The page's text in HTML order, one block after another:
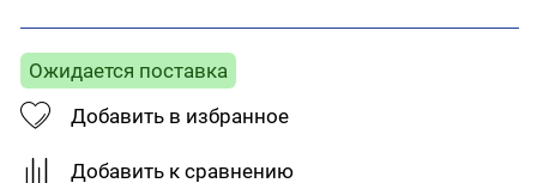
Ожидается поставка
Добавить в избранное
Добавить к сравнению